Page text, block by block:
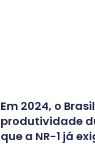
Em 2024, o
produtividade
que a NR-1 já